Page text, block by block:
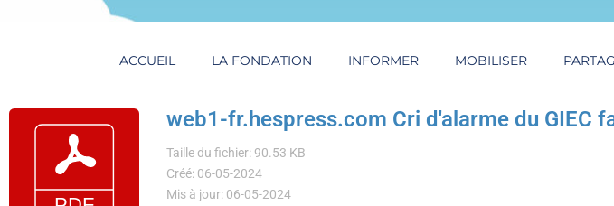
ACCUEIL LA FONDATION INFORMER MOBILISER
web1-fr.hespress.com Cri d'alarme du GIEC
Taille du fichier: 90.53 KB
Créé: 06-05-2024
Mis à jour: 06-05-2024